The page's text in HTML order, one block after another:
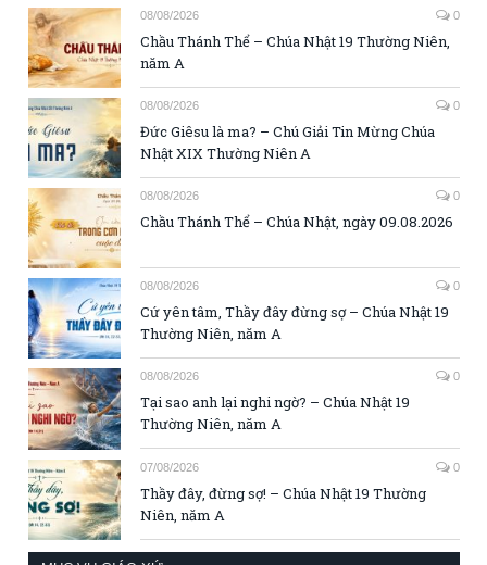
08/08/2026 0
Chầu Thánh Thể – Chúa Nhật 19 Thường Niên,
năm A
08/08/2026 0
Đức Giêsu là ma? – Chú Giải Tin Mừng Chúa
Nhật XIX Thường Niên A
08/08/2026 0
Chầu Thánh Thể – Chúa Nhật, ngày 09.08.2026
08/08/2026 0
Cứ yên tâm, Thầy đây đừng sợ – Chúa Nhật 19
Thường Niên, năm A
08/08/2026 0
Tại sao anh lại nghi ngờ? – Chúa Nhật 19
Thường Niên, năm A
07/08/2026 0
Thầy đây, đừng sợ! – Chúa Nhật 19 Thường
Niên, năm A